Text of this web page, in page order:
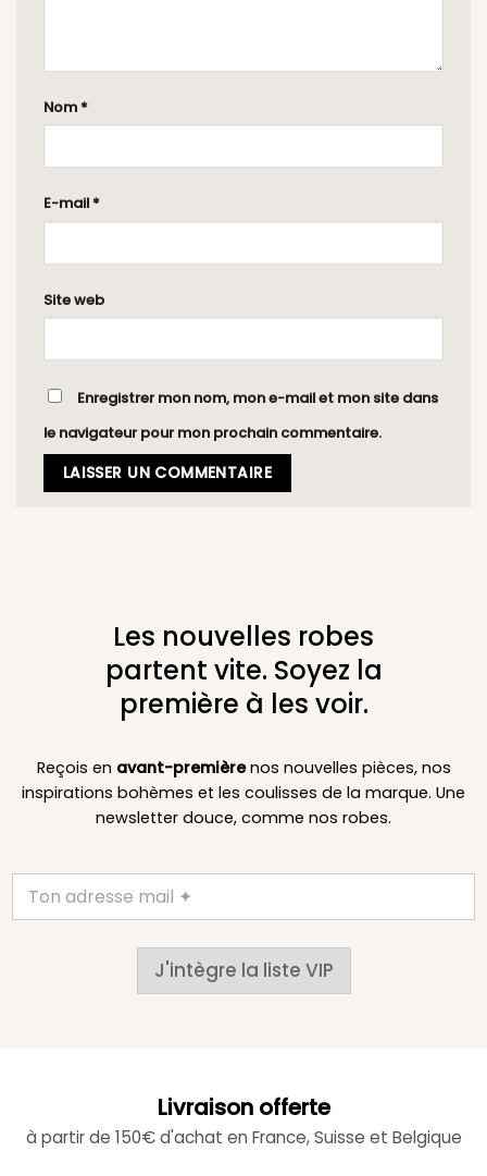
Nom *
E-mail *
Site web
Enregistrer mon nom, mon e-mail et mon site dans
le navigateur pour mon prochain commentaire.
Les nouvelles robes
partent vite. Soyez la
première à les voir.
Reçois en avant-premièrenos nouvelles pièces, nos
inspirations bohèmes et les coulisses de la marque. Une
newsletter douce, comme nos robes.
J'intègre la liste VIP
Livraison offerte
à partir de 150€ d'achat en France, Suisse et Belgique